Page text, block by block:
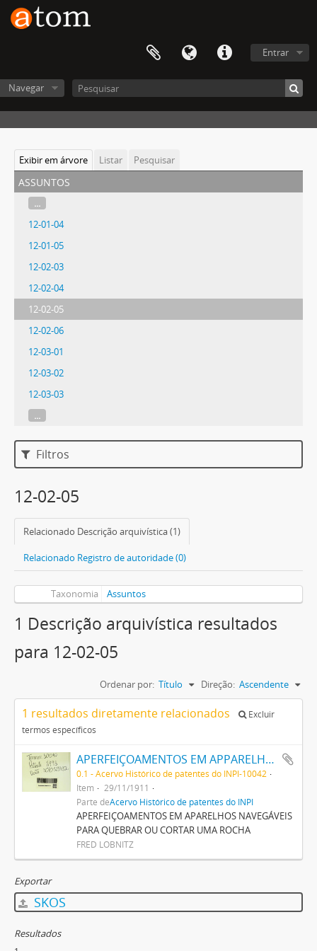
Entrar
Navegar
Exibir em árvore Listar Pesquisar
assuntos
...
12-01-04
12-01-05
12-02-03
12-02-04
12-02-05
12-02-06
12-03-01
12-03-02
12-03-03
...
Filtros
12-02-05
Relacionado Descrição arquivística (1)
Relacionado Registro de autoridade (0)
Taxonomia Assuntos
1 Descrição arquivística resultados
para 12-02-05
Ordenar por: Título Direção: Ascendente
1 resultados diretamente relacionados
Excluir
termos específicos
APERFEIÇOAMENTOS EM APPARELHOS NAVEGÁVEIS PARA QUEBRAR OU CORTAR UMA ROCHA
0.1 - Acervo Histórico de patentes do INPI-10042
Item
29/11/1911
Parte deAcervo Histórico de patentes do INPI
APERFEIÇOAMENTOS EM APARELHOS NAVEGÁVEIS
PARA QUEBRAR OU CORTAR UMA ROCHA
FRED LOBNITZ
Exportar
SKOS
Resultados